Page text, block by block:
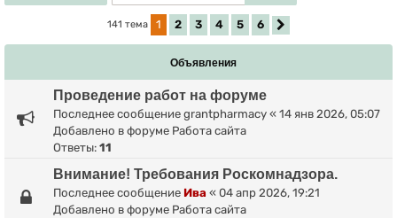
141 тема 1 2 3 4 5 6
Объявления
Проведение работ на форуме
Последнее сообщение grantpharmacy « 14 янв 2026, 05:07
Добавлено в форуме Работа сайта
Ответы: 11
Внимание! Требования Роскомнадзора.
Последнее сообщение Ива « 04 апр 2026, 19:21
Добавлено в форуме Работа сайта